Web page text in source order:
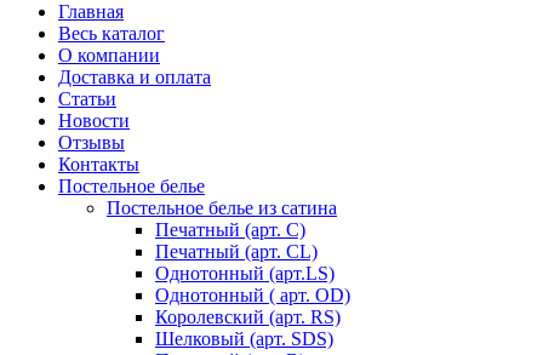
Главная
Весь каталог
О компании
Доставка и оплата
Статьи
Новости
Отзывы
Контакты
Постельное белье
Постельное белье из сатина
Печатный (арт. С)
Печатный (арт. СL)
Однотонный (арт.LS)
Однотонный ( арт. OD)
Королевский (арт. RS)
Шелковый (арт. SDS)